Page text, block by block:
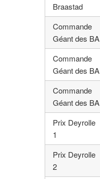
Braastad
Commande
Géant des BA
Commande
Géant des BA
Commande
Géant des BA
Prix Deyrolle
1
Prix Deyrolle
2